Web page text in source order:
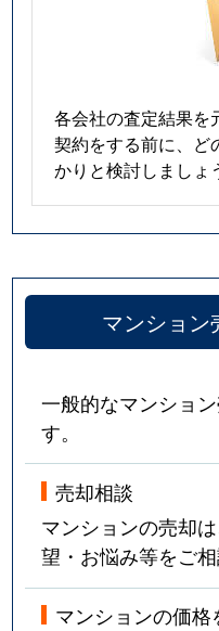
各会社の査定結果を
契約をする前に、ど
かりと検討しましょ
マンション
一般的なマンショ
す。
売却相談
マンションの売却
望・お悩み等をご相
マンションの価格